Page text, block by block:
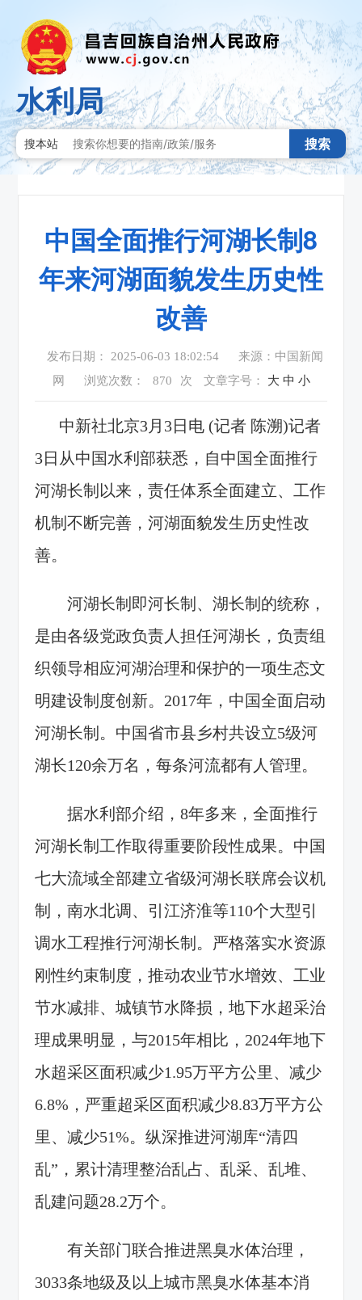
水利局
搜本站 搜索
中国全面推行河湖长制8
年来河湖面貌发生历史性
改善
发布日期： 2025-06-03 18:02:54
来源：中国新闻
网
浏览次数： 870 次 文章字号： 大 中 小
中新社北京3月3日电 (记者 陈溯)记者
3日从中国水利部获悉，自中国全面推行
河湖长制以来，责任体系全面建立、工作
机制不断完善，河湖面貌发生历史性改
善。
河湖长制即河长制、湖长制的统称，
是由各级党政负责人担任河湖长，负责组
织领导相应河湖治理和保护的一项生态文
明建设制度创新。2017年，中国全面启动
河湖长制。中国省市县乡村共设立5级河
湖长120余万名，每条河流都有人管理。
据水利部介绍，8年多来，全面推行
河湖长制工作取得重要阶段性成果。中国
七大流域全部建立省级河湖长联席会议机
制，南水北调、引江济淮等110个大型引
调水工程推行河湖长制。严格落实水资源
刚性约束制度，推动农业节水增效、工业
节水减排、城镇节水降损，地下水超采治
理成果明显，与2015年相比，2024年地下
水超采区面积减少1.95万平方公里、减少
6.8%，严重超采区面积减少8.83万平方公
里、减少51%。纵深推进河湖库“清四
乱”，累计清理整治乱占、乱采、乱堆、
乱建问题28.2万个。
有关部门联合推进黑臭水体治理，
3033条地级及以上城市黑臭水体基本消